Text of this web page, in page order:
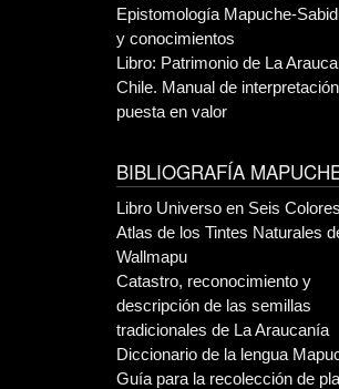
Epistomología Mapuche-
y conocimientos
Libro: Patrimonio de La
Chile. Manual de
puesta en valor
BIBLIOGRAFÍA
Libro Universo en Seis
Atlas de los Tintes Naturales
Wallmapu
Catastro, reconocimiento y
descripción de las semillas
tradicionales de La Araucanía
Diccionario de la lengua
Guía para la recolección de